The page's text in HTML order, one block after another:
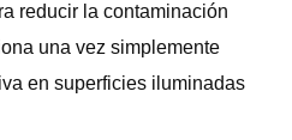
reducir la contaminación
una vez simplemente
en superficies iluminadas